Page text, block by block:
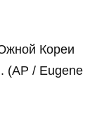
Кореи
(AP / Eugene